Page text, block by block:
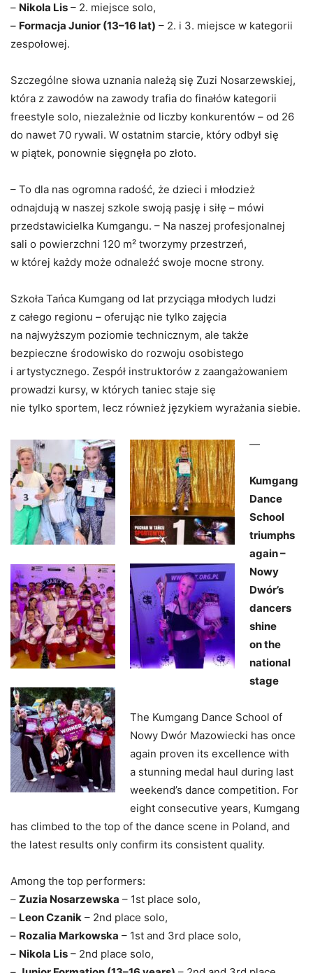
– Nikola Lis – 2. miejsce solo,
– Formacja Junior (13–16 lat) – 2. i 3. miejsce w kategorii
zespołowej.
Szczególne słowa uznania należą się Zuzi Nosarzewskiej,
która z zawodów na zawody trafia do finałów kategorii
freestyle solo, niezależnie od liczby konkurentów – od 26
do nawet 70 rywali. W ostatnim starcie, który odbył się
w piątek, ponownie sięgnęła po złoto.
– To dla nas ogromna radość, że dzieci i młodzież
odnajdują w naszej szkole swoją pasję i siłę – mówi
przedstawicielka Kumgangu. – Na naszej profesjonalnej
sali o powierzchni 120 m² tworzymy przestrzeń,
w której każdy może odnaleźć swoje mocne strony.
Szkoła Tańca Kumgang od lat przyciąga młodych ludzi
z całego regionu – oferując nie tylko zajęcia
na najwyższym poziomie technicznym, ale także
bezpieczne środowisko do rozwoju osobistego
i artystycznego. Zespół instruktorów z zaangażowaniem
prowadzi kursy, w których taniec staje się
nie tylko sportem, lecz również językiem wyrażania siebie.
—
Kumgang
Dance
School
triumphs
again –
Nowy
Dwór’s
dancers
shine
on the
national
stage
The Kumgang Dance School of
Nowy Dwór Mazowiecki has once
again proven its excellence with
a stunning medal haul during last
weekend’s dance competition. For
eight consecutive years, Kumgang
has climbed to the top of the dance scene in Poland, and
the latest results only confirm its consistent quality.
Among the top performers:
– Zuzia Nosarzewska – 1st place solo,
– Leon Czanik – 2nd place solo,
– Rozalia Markowska – 1st and 3rd place solo,
– Nikola Lis – 2nd place solo,